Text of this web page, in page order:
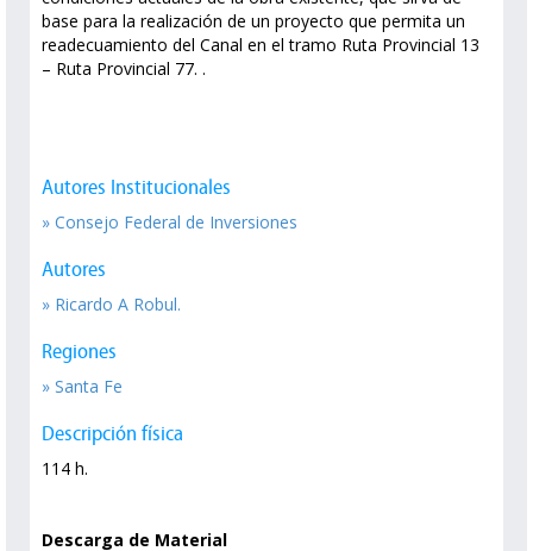
base para la realización de un proyecto que permita un
readecuamiento del Canal en el tramo Ruta Provincial 13
– Ruta Provincial 77. .
Autores Institucionales
» Consejo Federal de Inversiones
Autores
» Ricardo A Robul.
Regiones
» Santa Fe
Descripción física
114 h.
Descarga de Material